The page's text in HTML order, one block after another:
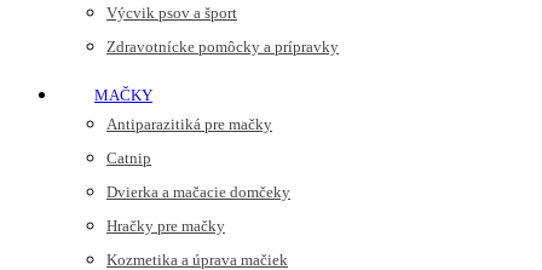
Výcvik psov a šport
Zdravotnícke pomôcky a prípravky
MAČKY
Antiparazitiká pre mačky
Catnip
Dvierka a mačacie domčeky
Hračky pre mačky
Kozmetika a úprava mačiek